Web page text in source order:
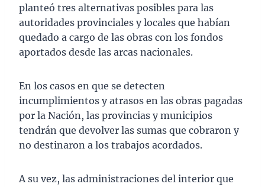
planteó tres alternativas posibles para las
autoridades provinciales y locales que habían
quedado a cargo de las obras con los fondos
aportados desde las arcas nacionales.
En los casos en que se detecten
incumplimientos y atrasos en las obras pagadas
por la Nación, las provincias y municipios
tendrán que devolver las sumas que cobraron y
no destinaron a los trabajos acordados.
A su vez, las administraciones del interior que